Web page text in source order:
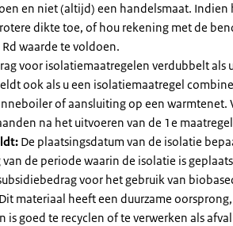
en niet (altijd) een handelsmaat. Indien
dikte toe, of hou rekening met de
waarde te voldoen.
voor isolatiemaatregelen verdubbelt als
ook als u een isolatiemaatregel
of aansluiting op een warmtenet.
na het uitvoeren van de 1e
De plaatsingsdatum van de isolatie
de periode waarin de isolatie is
voor het gebruik van
materiaal heeft een duurzame oorsprong,
goed te recyclen of te verwerken als